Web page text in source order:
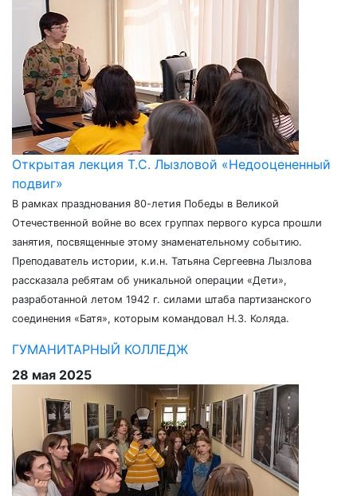
Открытая лекция Т.С. Лызловой «Недооцененный
подвиг»
В рамках празднования 80-летия Победы в Великой
Отечественной войне во всех группах первого курса прошли
занятия, посвященные этому знаменательному событию.
Преподаватель истории, к.и.н. Татьяна Сергеевна Лызлова
рассказала ребятам об уникальной операции «Дети»,
разработанной летом 1942 г. силами штаба партизанского
соединения «Батя», которым командовал Н.З. Коляда.
ГУМАНИТАРНЫЙ КОЛЛЕДЖ
28 мая 2025